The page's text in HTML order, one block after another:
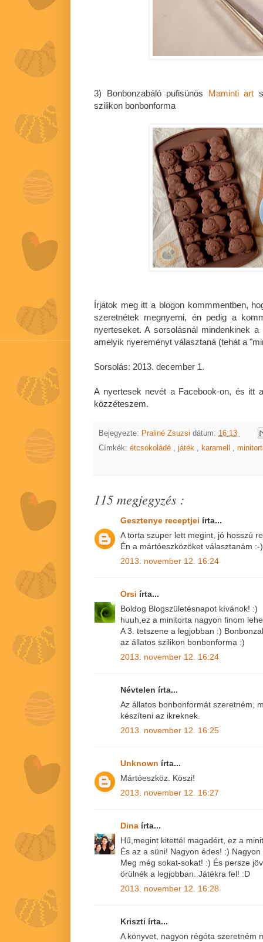
3) Bonbonzabáló pufisünös Maminti art
szilikon bonbonforma
Írjátok meg itt a blogon kommmentben,
szeretnétek megnyerni, én pedig a
nyerteseket. A sorsolásnál mindenkinek
amelyik nyereményt választaná (tehát a
Sorsolás: 2013. december 1.
A nyertesek nevét a Facebook-on, és itt
közzéteszem.
Bejegyezte: Praliné Zsuzsi dátum: 16:13
Címkék: étcsokoládé , játék , karamell ,
115 megjegyzés :
Gesztenye receptjei írta...
A torta szuper lett megint, jó hosszú
Én a mártóeszközöket választanám :-
2013. november 12. 16:24
Orsi írta...
Boldog Blogszületésnapot kívánok! :)
huuh,ez a minitorta nagyon finom
A 3. tetszene a legjobban :)
az állatos szilikon bonbonforma :)
2013. november 12. 16:24
Névtelen írta...
Az állatos bonbonformát szeretném,
készíteni az ikreknek.
2013. november 12. 16:25
Unknown írta...
Mártóeszköz. Köszi!
2013. november 12. 16:27
Dina írta...
Hű,megint kitettél magadért, ez a
És az a süni! Nagyon édes! :)
Meg még sokat-sokat! :) És persze
örülnék a legjobban. Játékra fel! :D
2013. november 12. 16:28
Kriszti írta...
A könyvet, nagyon régóta szeretném